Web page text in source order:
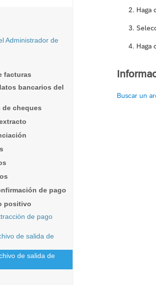
Administrador de
facturas
bancarios del
cheques
de pago
positivo
de pago
de salida de
de salida de
Haga
Haga
Buscar un